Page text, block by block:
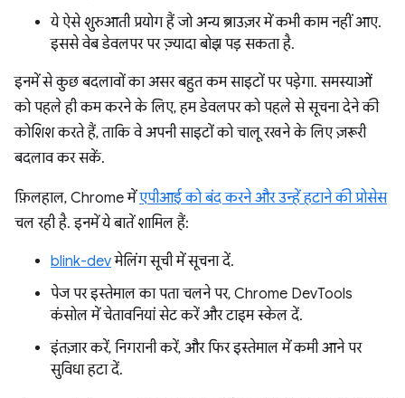
ये ऐसे शुरुआती प्रयोग हैं जो अन्य ब्राउज़र में कभी काम नहीं आए.
इससे वेब डेवलपर पर ज़्यादा बोझ पड़ सकता है.
इनमें से कुछ बदलावों का असर बहुत कम साइटों पर पड़ेगा. समस्याओं
को पहले ही कम करने के लिए, हम डेवलपर को पहले से सूचना देने की
कोशिश करते हैं, ताकि वे अपनी साइटों को चालू रखने के लिए ज़रूरी
बदलाव कर सकें.
फ़िलहाल, Chrome मेंएपीआई को बंद करने और उन्हें हटाने की प्रोसेस
चल रही है. इनमें ये बातें शामिल हैं:
blink-devमेलिंग सूची में सूचना दें.
पेज पर इस्तेमाल का पता चलने पर, Chrome DevTools
कंसोल में चेतावनियां सेट करें और टाइम स्केल दें.
इंतज़ार करें, निगरानी करें, और फिर इस्तेमाल में कमी आने पर
सुविधा हटा दें.